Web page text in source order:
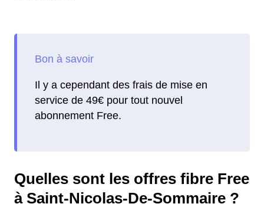
Il y a cependant des frais de mise en
service de 49€ pour tout nouvel
abonnement Free.
Quelles sont les offres fibre Free
à Saint-Nicolas-De-Sommaire ?